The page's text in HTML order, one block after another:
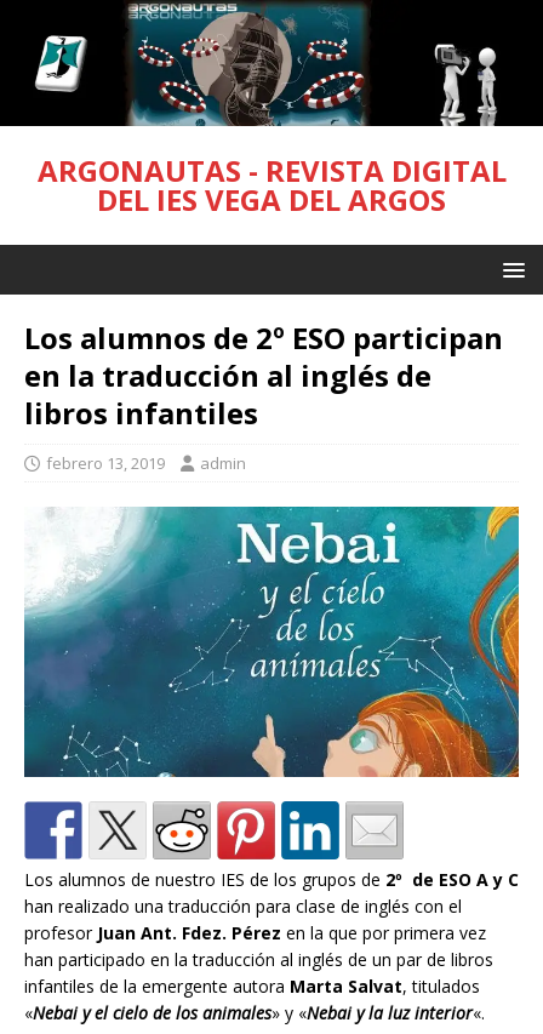
ARGONAUTAS - REVISTA DIGITAL
DEL IES VEGA DEL ARGOS
Los alumnos de 2º ESO participan
en la traducción al inglés de
libros infantiles
febrero 13, 2019 admin
Los alumnos de nuestro IES de los grupos de 2º de ESO A y C
han realizado una traducción para clase de inglés con el
profesor Juan Ant. Fdez. Pérez en la que por primera vez
han participado en la traducción al inglés de un par de libros
infantiles de la emergente autora Marta Salvat, titulados
«Nebai y el cielo de los animales» y «Nebai y la luz interior«.